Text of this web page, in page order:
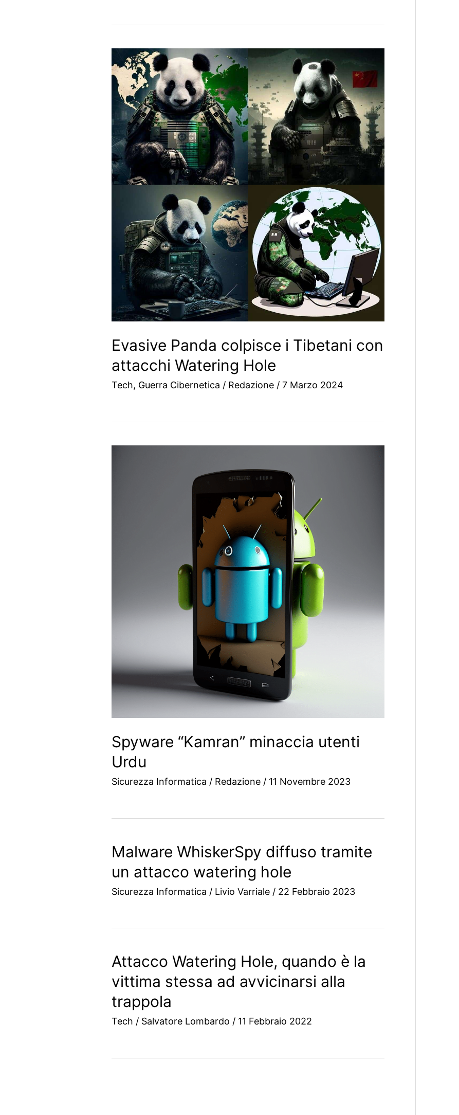
Evasive Panda colpisce i Tibetani con
attacchi Watering Hole
Tech, Guerra Cibernetica / Redazione / 7 Marzo 2024
Spyware “Kamran” minaccia utenti
Urdu
Sicurezza Informatica / Redazione / 11 Novembre 2023
Malware WhiskerSpy diffuso tramite
un attacco watering hole
Sicurezza Informatica / Livio Varriale / 22 Febbraio 2023
Attacco Watering Hole, quando è la
vittima stessa ad avvicinarsi alla
trappola
Tech / Salvatore Lombardo / 11 Febbraio 2022